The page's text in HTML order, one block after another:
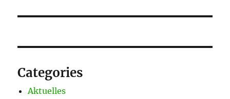
Categories
Aktuelles